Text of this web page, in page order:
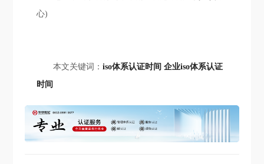
心)
本文关键词：iso体系认证时间 企业iso体系认证
时间